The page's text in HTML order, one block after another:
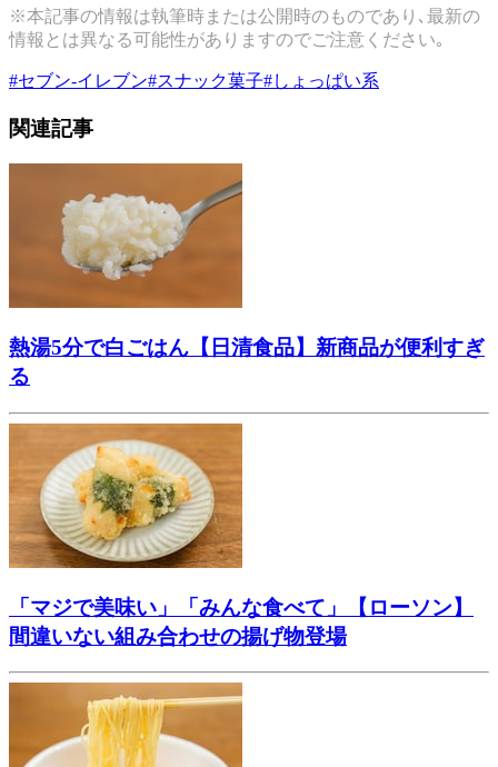
※本記事の情報は執筆時または公開時のものであり､最新の
情報とは異なる可能性がありますのでご注意ください｡
#セブン-イレブン#スナック菓子#しょっぱい系
関連記事
熱湯5分で白ごはん【日清食品】新商品が便利すぎ
る
「マジで美味い」「みんな食べて」【ローソン】
間違いない組み合わせの揚げ物登場